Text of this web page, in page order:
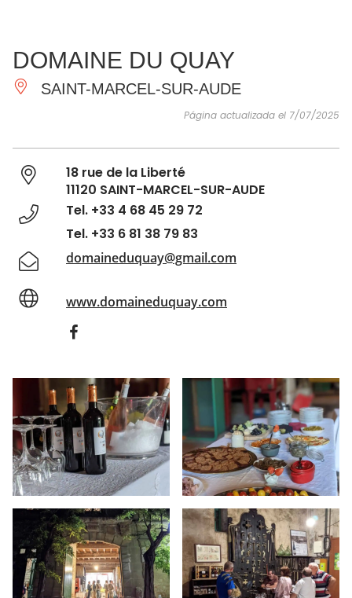
IMPRESCINDIBLES
HACER
INSPIRACIONES
DOMAINE DU QUAY
SAINT-MARCEL-SUR-AUDE
Página actualizada el 7/07/2025
18 rue de la Liberté
11120 SAINT-MARCEL-SUR-AUDE
Tel. +33 4 68 45 29 72
Tel. +33 6 81 38 79 83
domaineduquay@gmail.com
www.domaineduquay.com